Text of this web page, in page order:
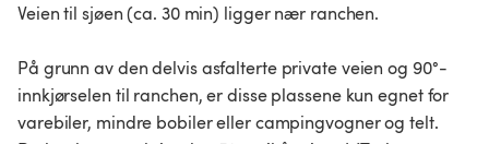
Veien til sjøen (ca. 30 min) ligger nær ranchen.
På grunn av den delvis asfalterte private veien og 90°-
innkjørselen til ranchen, er disse plassene kun egnet for
varebiler, mindre bobiler eller campingvogner og telt.